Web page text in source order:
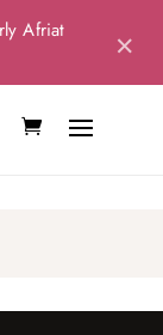
Afriat
×